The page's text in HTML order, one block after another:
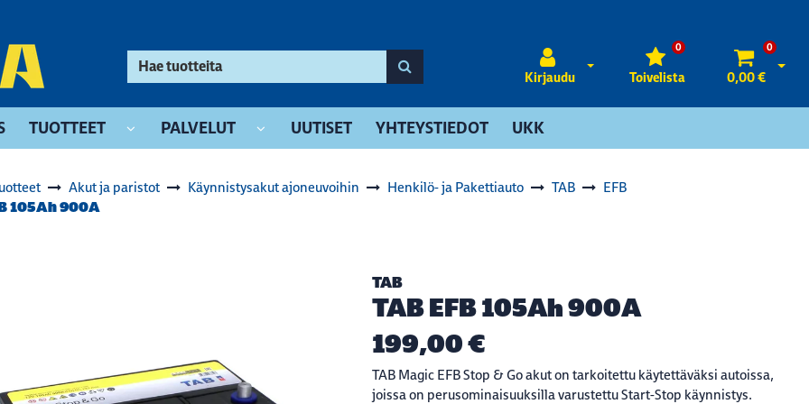
Kirjaudu
Avaa kirjautuminen
Toivelista
0 0
0,00 €
TUOTTEET PALVELUT UUTISET YHTEYSTIEDOT UKK
Akut ja paristot Käynnistysakut ajoneuvoihin Henkilö- ja Pakettiauto TAB EFB
105Ah 900A
TAB
TAB EFB 105Ah 900A
199,00 €
TAB Magic EFB Stop & Go akut on tarkoitettu käytettäväksi autoissa,
joissa on perusominaisuuksilla varustettu Start-Stop käynnistys.